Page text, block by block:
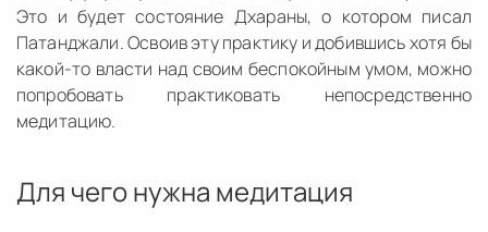
Это и будет состояние Дхараны, о котором писал
Патанджали. Освоив эту практику и добившись хотя бы
какой-то власти над своим беспокойным умом, можно
попробовать практиковать непосредственно
медитацию.
Для чего нужна медитация